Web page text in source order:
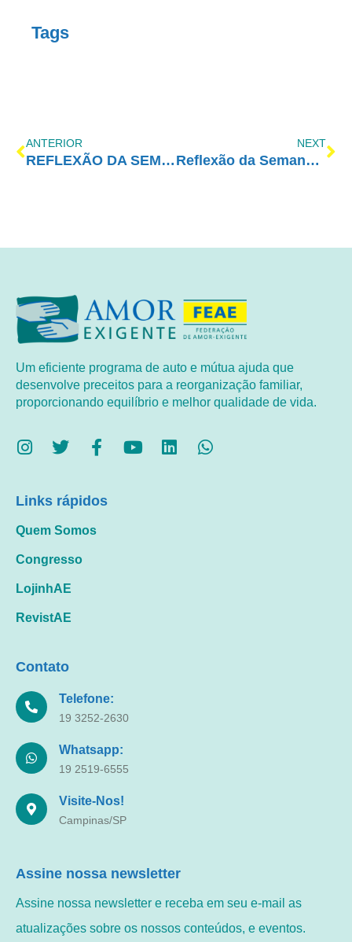
Tags
ANTERIOR
REFLEXÃO DA SEMANAE – 1° PRINCÍPIO – 3ª SEMANA
NEXT
Reflexão da SemanAE – 1° Princípio Ético
Um eficiente programa de auto e mútua ajuda que
desenvolve preceitos para a reorganização familiar,
proporcionando equilíbrio e melhor qualidade de vida.
Links rápidos
Quem Somos
Congresso
LojinhAE
RevistAE
Contato
Telefone:
19 3252-2630
Whatsapp:
19 2519-6555
Visite-Nos!
Campinas/SP
Assine nossa newsletter
Assine nossa newsletter e receba em seu e-mail as
atualizações sobre os nossos conteúdos, e eventos.